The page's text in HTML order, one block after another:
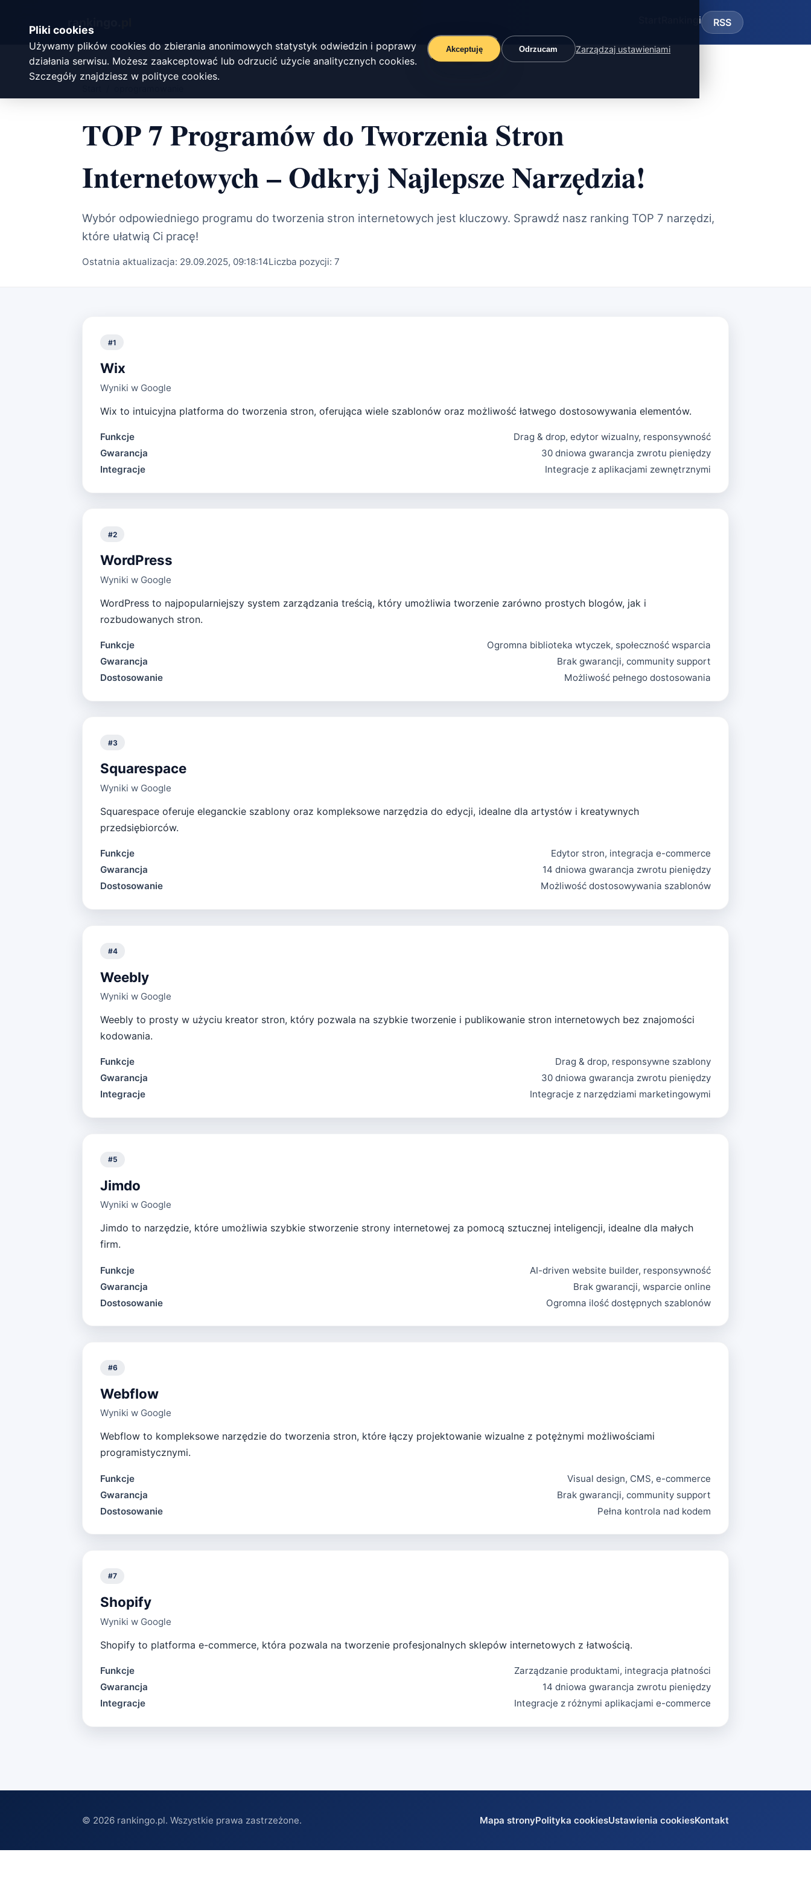
Pliki cookies
Używamy plików cookies do zbierania anonimowych statystyk odwiedzin i poprawy
działania serwisu. Możesz zaakceptować lub odrzucić użycie analitycznych cookies.
Szczegóły znajdziesz w polityce cookies.
Akceptuję Odrzucam Zarządzaj ustawieniami
rankingo. Rankingi RSS
TOP 7 Programów do Tworzenia Stron
Internetowych – Odkryj Najlepsze Narzędzia!
Wybór odpowiedniego programu do tworzenia stron internetowych jest kluczowy. Sprawdź nasz ranking TOP 7 narzędzi,
które ułatwią Ci pracę!
Ostatnia aktualizacja: 29.09.2025, 09:18:14Liczba pozycji: 7
#1
Wix
Wyniki w Google
Wix to intuicyjna platforma do tworzenia stron, oferująca wiele szablonów oraz możliwość łatwego dostosowywania elementów.
Funkcje
Drag & drop, edytor wizualny, responsywność
Gwarancja
30 dniowa gwarancja zwrotu pieniędzy
Integracje
Integracje z aplikacjami zewnętrznymi
#2
WordPress
Wyniki w Google
WordPress to najpopularniejszy system zarządzania treścią, który umożliwia tworzenie zarówno prostych blogów, jak i
rozbudowanych stron.
Funkcje
Ogromna biblioteka wtyczek, społeczność wsparcia
Gwarancja
Brak gwarancji, community support
Dostosowanie
Możliwość pełnego dostosowania
#3
Squarespace
Wyniki w Google
Squarespace oferuje eleganckie szablony oraz kompleksowe narzędzia do edycji, idealne dla artystów i kreatywnych
przedsiębiorców.
Funkcje
Edytor stron, integracja e-commerce
Gwarancja
14 dniowa gwarancja zwrotu pieniędzy
Dostosowanie
Możliwość dostosowywania szablonów
#4
Weebly
Wyniki w Google
Weebly to prosty w użyciu kreator stron, który pozwala na szybkie tworzenie i publikowanie stron internetowych bez znajomości
kodowania.
Funkcje
Drag & drop, responsywne szablony
Gwarancja
30 dniowa gwarancja zwrotu pieniędzy
Integracje
Integracje z narzędziami marketingowymi
#5
Jimdo
Wyniki w Google
Jimdo to narzędzie, które umożliwia szybkie stworzenie strony internetowej za pomocą sztucznej inteligencji, idealne dla małych
firm.
Funkcje
AI-driven website builder, responsywność
Gwarancja
Brak gwarancji, wsparcie online
Dostosowanie
Ogromna ilość dostępnych szablonów
#6
Webflow
Wyniki w Google
Webflow to kompleksowe narzędzie do tworzenia stron, które łączy projektowanie wizualne z potężnymi możliwościami
programistycznymi.
Funkcje
Visual design, CMS, e-commerce
Gwarancja
Brak gwarancji, community support
Dostosowanie
Pełna kontrola nad kodem
#7
Shopify
Wyniki w Google
Shopify to platforma e-commerce, która pozwala na tworzenie profesjonalnych sklepów internetowych z łatwością.
Funkcje
Zarządzanie produktami, integracja płatności
Gwarancja
14 dniowa gwarancja zwrotu pieniędzy
Integracje
Integracje z różnymi aplikacjami e-commerce
© 2026 rankingo.pl. Wszystkie prawa zastrzeżone. Mapa stronyPolityka cookiesUstawienia cookiesKontakt